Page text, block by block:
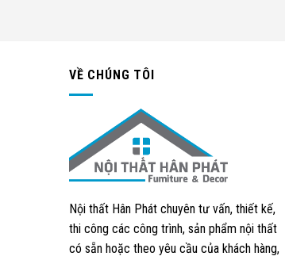
VỀ CHÚNG TÔI
Nội thất Hân Phát chuyên tư vấn, thiết kế,
thi công các công trình, sản phẩm nội thất
có sẵn hoặc theo yêu cầu của khách hàng,